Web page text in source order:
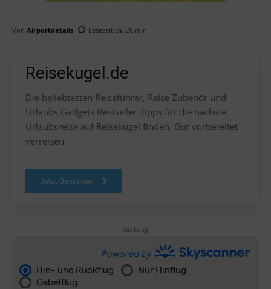
Von Airportdetails Lesezeit ca. 28 min.
Reisekugel.de
Die beliebtesten Reiseführer, Reise Zubehör und
Urlaubs Gadgets Bestseller Tipps für die nächste
Urlaubsreise auf Reisekugel finden. Gut vorbereitet
verreisen.
Jetzt Besuchen
Werbung